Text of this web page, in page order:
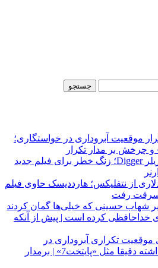
موقعیت آبروداری در خواستگاری؛
استقبال کم‌رمق از تریلر Digger؛ زنگ خطر برای فیلم جدید
میلیون دلاری از نتفلیکس؛ هارددیسک حاوی فیلم
سرقت رفت
شهاب حسینی که خیلی‌ها گمان کردند
خداحافظی کرده است | پیش از آنکه
تکراری آبروداری در
خواستگاری دست گذاشته دقیقا مثل «پایتخت7» | برمدار